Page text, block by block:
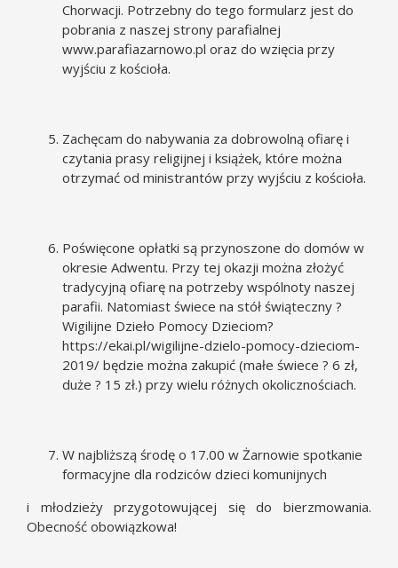
Chorwacji. Potrzebny do tego formularz jest do
pobrania z naszej strony parafialnej
www.parafiazarnowo.pl oraz do wzięcia przy
wyjściu z kościoła.
Zachęcam do nabywania za dobrowolną ofiarę i
czytania prasy religijnej i książek, które można
otrzymać od ministrantów przy wyjściu z kościoła.
Poświęcone opłatki są przynoszone do domów w
okresie Adwentu. Przy tej okazji można złożyć
tradycyjną ofiarę na potrzeby wspólnoty naszej
parafii. Natomiast świece na stół świąteczny ?
Wigilijne Dzieło Pomocy Dzieciom?
https://ekai.pl/wigilijne-dzielo-pomocy-dzieciom-
2019/ będzie można zakupić (małe świece ? 6 zł,
duże ? 15 zł.) przy wielu różnych okolicznościach.
W najbliższą środę o 17.00 w Żarnowie spotkanie
formacyjne dla rodziców dzieci komunijnych
i młodzieży przygotowującej się do bierzmowania.
Obecność obowiązkowa!